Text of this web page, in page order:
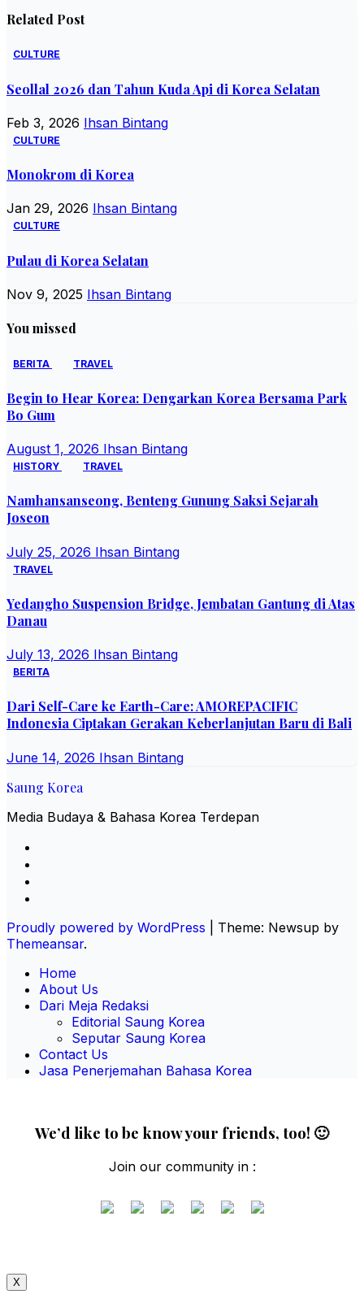
Related Post
CULTURE
Seollal 2026 dan Tahun Kuda Api di Korea Selatan
Feb 3, 2026 Ihsan Bintang
CULTURE
Monokrom di Korea
Jan 29, 2026 Ihsan Bintang
CULTURE
Pulau di Korea Selatan
Nov 9, 2025 Ihsan Bintang
You missed
BERITA TRAVEL
Begin to Hear Korea: Dengarkan Korea Bersama Park
Bo Gum
August 1, 2026 Ihsan Bintang
HISTORY TRAVEL
Namhansanseong, Benteng Gunung Saksi Sejarah
Joseon
July 25, 2026 Ihsan Bintang
TRAVEL
Yedangho Suspension Bridge, Jembatan Gantung di Atas
Danau
July 13, 2026 Ihsan Bintang
BERITA
Dari Self-Care ke Earth-Care: AMOREPACIFIC
Indonesia Ciptakan Gerakan Keberlanjutan Baru di Bali
June 14, 2026 Ihsan Bintang
Saung Korea
Media Budaya & Bahasa Korea Terdepan
Proudly powered by WordPress
Theme: Newsup by
Themeansar.
Home
About Us
Dari Meja Redaksi
Editorial Saung Korea
Seputar Saung Korea
Contact Us
Jasa Penerjemahan Bahasa Korea
We’d like to be know your friends, too! 🙂
Join our community in :
X